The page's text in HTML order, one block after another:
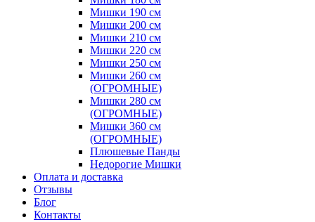
Мишки 190 см
Мишки 200 см
Мишки 210 см
Мишки 220 см
Мишки 250 см
Мишки 260 см
(ОГРОМНЫЕ)
Мишки 280 см
(ОГРОМНЫЕ)
Мишки 360 см
(ОГРОМНЫЕ)
Плюшевые Панды
Недорогие Мишки
Оплата и доставка
Отзывы
Блог
Контакты